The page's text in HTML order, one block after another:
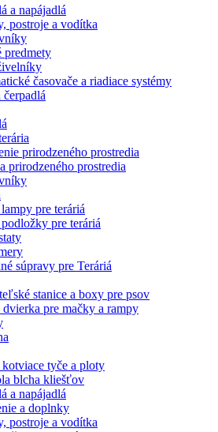
a napájadlá
postroje a vodítka
predmety
časovače a riadiace systémy
prirodzeného prostredia
prirodzeného prostredia
pre teráriá
pre teráriá
súpravy pre Teráriá
stanice a boxy pre psov
pre mačky a rampy
tyče a ploty
blcha kliešťov
a napájadlá
a doplnky
postroje a vodítka